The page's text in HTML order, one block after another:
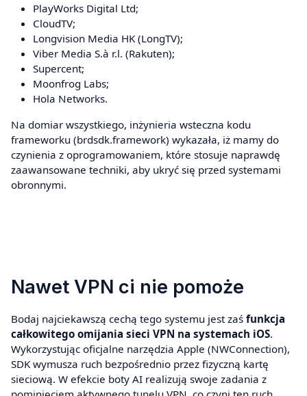
PlayWorks Digital Ltd;
CloudTV;
Longvision Media HK (LongTV);
Viber Media S.à r.l. (Rakuten);
Supercent;
Moonfrog Labs;
Hola Networks.
Na domiar wszystkiego, inżynieria wsteczna kodu
frameworku (brdsdk.framework) wykazała, iż mamy do
czynienia z oprogramowaniem, które stosuje naprawdę
zaawansowane techniki, aby ukryć się przed systemami
obronnymi.
Nawet VPN ci nie pomoże
Bodaj najciekawszą cechą tego systemu jest zaś funkcja
całkowitego omijania sieci VPN na systemach iOS.
Wykorzystując oficjalne narzędzia Apple (NWConnection),
SDK wymusza ruch bezpośrednio przez fizyczną kartę
sieciową. W efekcie boty AI realizują swoje zadania z